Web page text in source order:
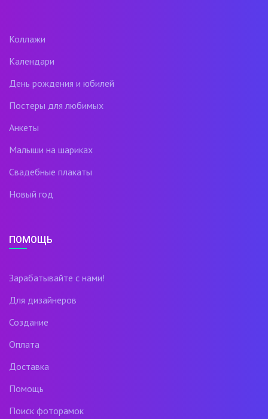
Коллажи
Календари
День рождения и юбилей
Постеры для любимых
Анкеты
Малыши на шариках
Свадебные плакаты
Новый год
ПОМОЩЬ
Зарабатывайте с нами!
Для дизайнеров
Создание
Оплата
Доставка
Помощь
Поиск фоторамок